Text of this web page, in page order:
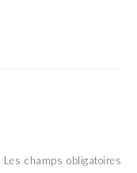
Les champs obligatoires